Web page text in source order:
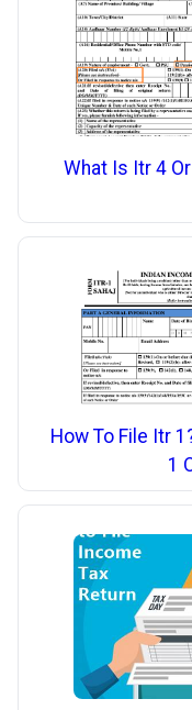
What Is Itr 4
How To File Itr
1